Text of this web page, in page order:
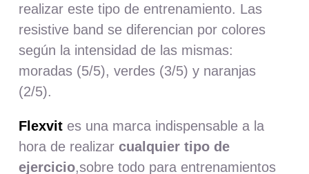
realizar este tipo de entrenamiento. Las
resistive band se diferencian por colores
según la intensidad de las mismas:
moradas (5/5), verdes (3/5) y naranjas
(2/5).
Flexvit es una marca indispensable a la
hora de realizarcualquier tipo de
ejercicio,sobre todo para entrenamientos